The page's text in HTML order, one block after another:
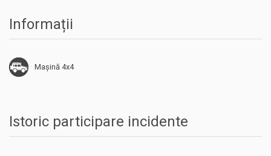
Informații
Mașină 4x4
Istoric participare incidente